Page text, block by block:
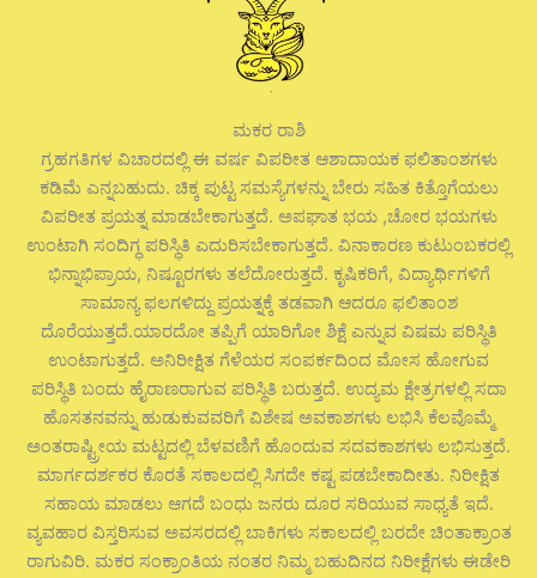
ಮಕರ ರಾಶಿ
ಗ್ರಹಗತಿಗಳ ವಿಚಾರದಲ್ಲಿ ಈ ವರ್ಷ ವಿಪರೀತ ಆಶಾದಾಯಕ ಫಲಿತಾಂಶಗಳು
ಕಡಿಮೆ ಎನ್ನಬಹುದು. ಚಿಕ್ಕ ಪುಟ್ಟ ಸಮಸ್ಯೆಗಳನ್ನು ಬೇರು ಸಹಿತ ಕಿತ್ತೊಗೆಯಲು
ವಿಪರೀತ ಪ್ರಯತ್ನ ಮಾಡಬೇಕಾಗುತ್ತದೆ. ಅಪಘಾತ ಭಯ ,ಚೋರ ಭಯಗಳು
ಉಂಟಾಗಿ ಸಂದಿಗ್ಧ ಪರಿಸ್ಥಿತಿ ಎದುರಿಸಬೇಕಾಗುತ್ತದೆ. ವಿನಾಕಾರಣ ಕುಟುಂಬಕರಲ್ಲಿ
ಭಿನ್ನಾಭಿಪ್ರಾಯ, ನಿಷ್ಟೂರಗಳು ತಲೆದೋರುತ್ತದೆ. ಕೃಷಿಕರಿಗೆ, ವಿದ್ಯಾರ್ಥಿಗಳಿಗೆ
ಸಾಮಾನ್ಯ ಫಲಗಳಿದ್ದು ಪ್ರಯತ್ನಕ್ಕೆ ತಡವಾಗಿ ಆದರೂ ಫಲಿತಾಂಶ
ದೊರೆಯುತ್ತದೆ.ಯಾರದೋ ತಪ್ಪಿಗೆ ಯಾರಿಗೋ ಶಿಕ್ಷೆ ಎನ್ನುವ ವಿಷಮ ಪರಿಸ್ಥಿತಿ
ಉಂಟಾಗುತ್ತದೆ. ಅನಿರೀಕ್ಷಿತ ಗೆಳೆಯರ ಸಂಪರ್ಕದಿಂದ ಮೋಸ ಹೋಗುವ
ಪರಿಸ್ಥಿತಿ ಬಂದು ಹೈರಾಣರಾಗುವ ಪರಿಸ್ಥಿತಿ ಬರುತ್ತದೆ. ಉದ್ಯಮ ಕ್ಷೇತ್ರಗಳಲ್ಲಿ ಸದಾ
ಹೊಸತನವನ್ನು ಹುಡುಕುವವರಿಗೆ ವಿಶೇಷ ಅವಕಾಶಗಳು ಲಭಿಸಿ ಕೆಲವೊಮ್ಮೆ
ಅಂತರಾಷ್ಟ್ರೀಯ ಮಟ್ಟದಲ್ಲಿ ಬೆಳವಣಿಗೆ ಹೊಂದುವ ಸದವಕಾಶಗಳು ಲಭಿಸುತ್ತದೆ.
ಮಾರ್ಗದರ್ಶಕರ ಕೊರತೆ ಸಕಾಲದಲ್ಲಿ ಸಿಗದೇ ಕಷ್ಟ ಪಡಬೇಕಾದೀತು. ನಿರೀಕ್ಷಿತ
ಸಹಾಯ ಮಾಡಲು ಆಗದೆ ಬಂಧು ಜನರು ದೂರ ಸರಿಯುವ ಸಾಧ್ಯತೆ ಇದೆ.
ವ್ಯವಹಾರ ವಿಸ್ತರಿಸುವ ಅವಸರದಲ್ಲಿ ಬಾಕಿಗಳು ಸಕಾಲದಲ್ಲಿ ಬರದೇ ಚಿಂತಾಕ್ರಾಂತ
ರಾಗುವಿರಿ. ಮಕರ ಸಂಕ್ರಾಂತಿಯ ನಂತರ ನಿಮ್ಮ ಬಹುದಿನದ ನಿರೀಕ್ಷೆಗಳು ಈಡೇರಿ